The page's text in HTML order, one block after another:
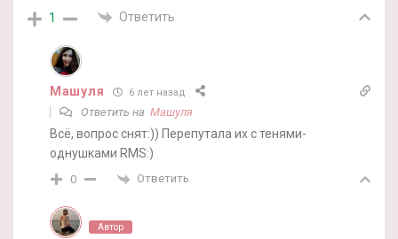
1 Ответить
Машуля 6 лет назад
Ответить на Машуля
Всё, вопрос снят:)) Перепутала их с тенями-
однушками RMS:)
0 Ответить
Автор